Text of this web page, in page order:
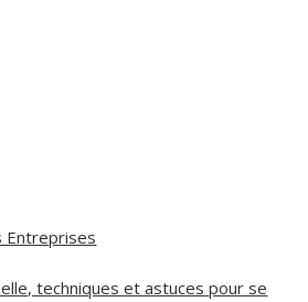
Entreprises
techniques et astuces pour se